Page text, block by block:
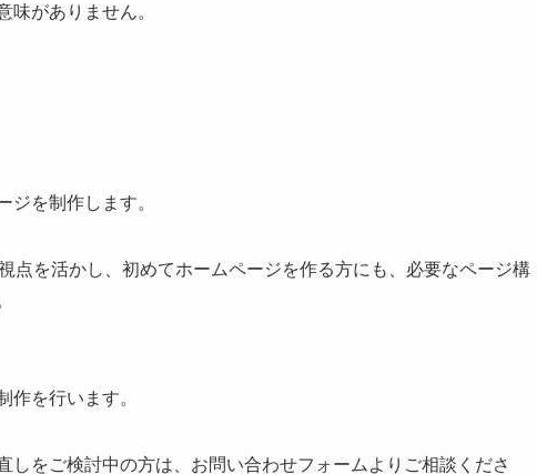
味がありません。
ジを制作します。
点を活かし、初めてホームページを作る方にも、必要なページ構
作を行います。
をご検討中の方は、お問い合わせフォームよりご相談くださ